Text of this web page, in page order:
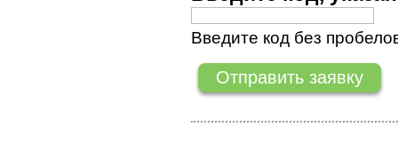
Введите код без